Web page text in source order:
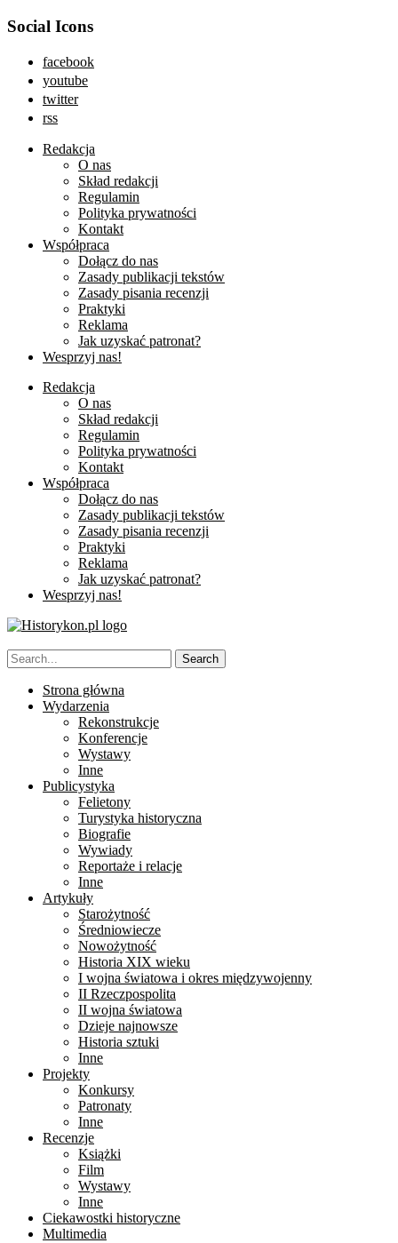
Social Icons
facebook
youtube
twitter
rss
Redakcja
O nas
Skład redakcji
Regulamin
Polityka prywatności
Kontakt
Współpraca
Dołącz do nas
Zasady publikacji tekstów
Zasady pisania recenzji
Praktyki
Reklama
Jak uzyskać patronat?
Wesprzyj nas!
Redakcja
O nas
Skład redakcji
Regulamin
Polityka prywatności
Kontakt
Współpraca
Dołącz do nas
Zasady publikacji tekstów
Zasady pisania recenzji
Praktyki
Reklama
Jak uzyskać patronat?
Wesprzyj nas!
Strona główna
Wydarzenia
Rekonstrukcje
Konferencje
Wystawy
Inne
Publicystyka
Felietony
Turystyka historyczna
Biografie
Wywiady
Reportaże i relacje
Inne
Artykuły
Starożytność
Średniowiecze
Nowożytność
Historia XIX wieku
I wojna światowa i okres międzywojenny
II Rzeczpospolita
II wojna światowa
Dzieje najnowsze
Historia sztuki
Inne
Projekty
Konkursy
Patronaty
Inne
Recenzje
Książki
Film
Wystawy
Inne
Ciekawostki historyczne
Multimedia